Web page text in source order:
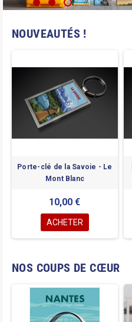
NOUVEAUTÉS !
Porte-clé de la Savoie - Le
Mont Blanc
10,00 €
ACHETER
NOS COUPS DE CŒUR